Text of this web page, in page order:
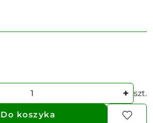
szt.
Do koszyka